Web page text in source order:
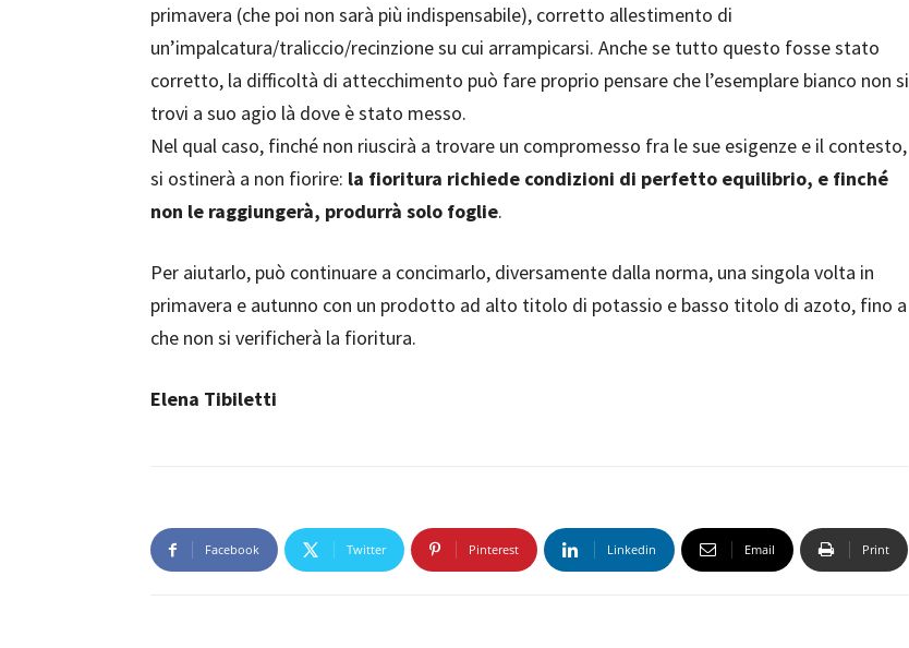
primavera (che poi non sarà più indispensabile), corretto allestimento di
un’impalcatura/traliccio/recinzione su cui arrampicarsi. Anche se tutto questo fosse stato
corretto, la difficoltà di attecchimento può fare proprio pensare che l’esemplare bianco non si
trovi a suo agio là dove è stato messo.
Nel qual caso, finché non riuscirà a trovare un compromesso fra le sue esigenze e il contesto,
si ostinerà a non fiorire: la fioritura richiede condizioni di perfetto equilibrio, e finché
non le raggiungerà, produrrà solo foglie.
Per aiutarlo, può continuare a concimarlo, diversamente dalla norma, una singola volta in
primavera e autunno con un prodotto ad alto titolo di potassio e basso titolo di azoto, fino a
che non si verificherà la fioritura.
Elena Tibiletti
Facebook Twitter Pinterest Linkedin Email Print